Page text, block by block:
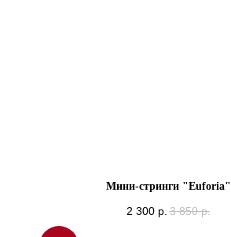
Мини-стринги "Euforia"
2 300 р. 3 850 р.